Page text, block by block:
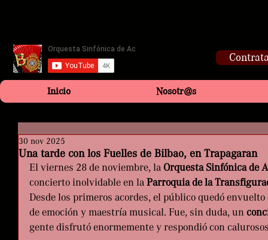
Inicio Nosotr@s
Una tarde con los Fuelles de Bilbao, en Trapagaran
30 nov 2025
El viernes 28 de noviembre, la Orquesta Sinfónica de
concierto inolvidable en la Parroquia de la
Desde los primeros acordes, el público quedó
de emoción y maestría musical. Fue, sin duda, un
gente disfrutó enormemente y respondió con